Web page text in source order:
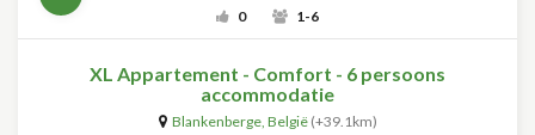
0 1-6
XL Appartement - Comfort - 6 persoons
accommodatie
Blankenberge, België (+39.1km)